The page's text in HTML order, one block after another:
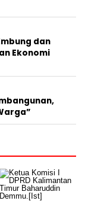
dan
Ekonomi